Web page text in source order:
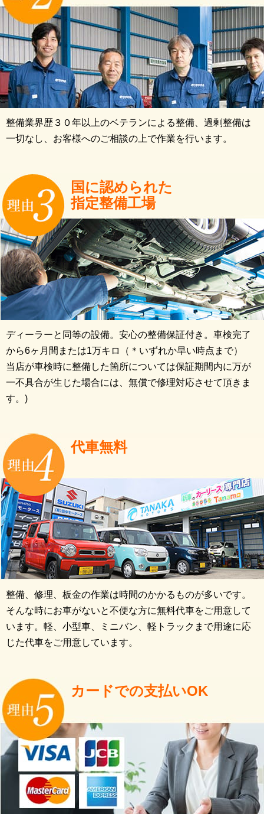
整備業界歴３０年以上のベテランによる整備、過剰整備は
一切なし、お客様へのご相談の上で作業を行います。
国に認められた
指定整備工場
ディーラーと同等の設備。安心の整備保証付き。車検完了
から6ヶ月間または1万キロ（＊いずれか早い時点まで）
当店が車検時に整備した箇所については保証期間内に万が
一不具合が生じた場合には、無償で修理対応させて頂きま
す。)
代車無料
整備、修理、板金の作業は時間のかかるものが多いです。
そんな時にお車がないと不便な方に無料代車をご用意して
います。軽、小型車、ミニバン、軽トラックまで用途に応
じた代車をご用意しています。
カードでの支払いOK